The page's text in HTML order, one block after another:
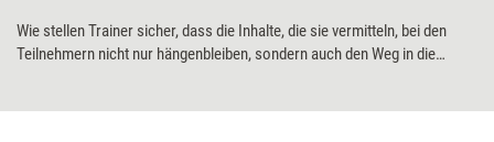
Wie stellen Trainer sicher, dass die Inhalte, die sie vermitteln, bei den
Teilnehmern nicht nur hängenbleiben, sondern auch den Weg in die